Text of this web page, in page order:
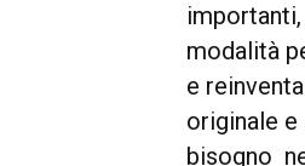
modalità
e
originale
bisogno